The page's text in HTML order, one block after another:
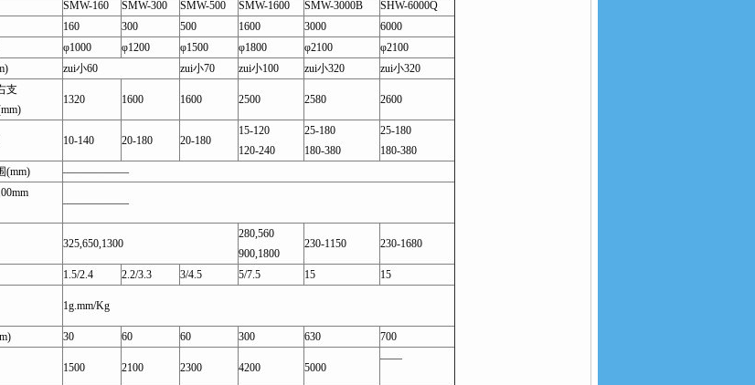
SMW-160 SMW-300 SMW-500 SMW-1600 SMW-3000B
SHW-6000Q
160 300 500 1600 3000
6000
φ1000 φ1200 φ1500 φ1800 φ2100
φ2100
zui小60 zui小70 zui小100 zui小320
zui小320
支
1320 1600 1600 2500 2580 2600
10-140 20-180 20-180
15-120
120-240
25-180
180-380
25-180
180-380
(mm)
——————
——————
325,650,1300
280,560
900,1800
230-1150 230-1680
1.5/2.4 2.2/3.3 3/4.5 5/7.5 15
15
1g.mm/Kg
30 60 60 300 630 700
1500 2100 2300 4200 5000
——